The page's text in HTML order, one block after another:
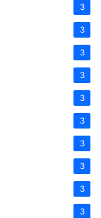
3
3
3
3
3
3
3
3
3
3